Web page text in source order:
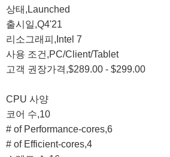
상태,Launched
출시일,Q4'21
리소그래피,Intel 7
사용 조건,PC/Client/Tablet
고객 권장가격,$289.00 - $299.00
CPU 사양
코어 수,10
# of Performance-cores,6
# of Efficient-cores,4